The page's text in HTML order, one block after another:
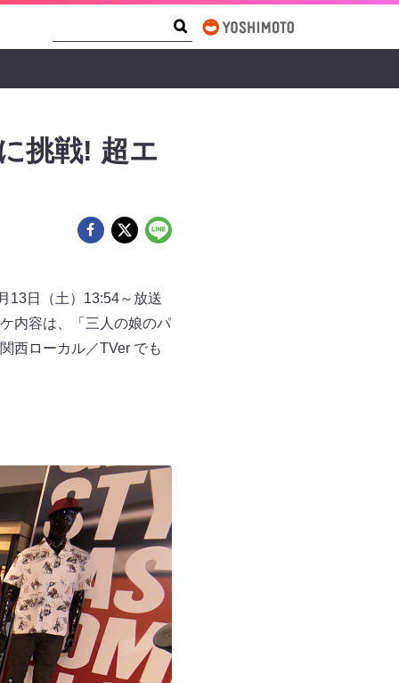
挑戦! 超エ
13日（土）13:54～放送
内容は、「三人の娘のパ
西ローカル／TVer でも